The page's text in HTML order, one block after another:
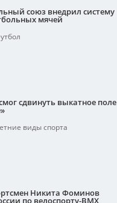
союз внедрил систему
мячей
сдвинуть выкатное поле
виды спорта
Никита Фоминов